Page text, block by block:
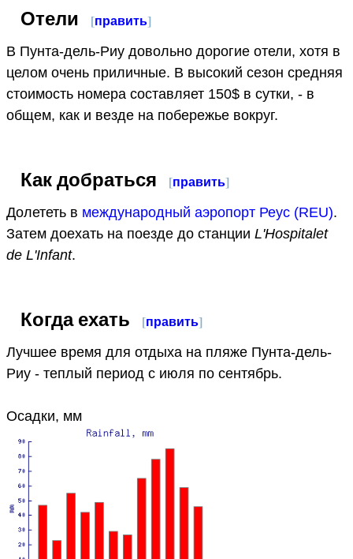
Отели [править]
В Пунта-дель-Риу довольно дорогие отели, хотя в
целом очень приличные. В высокий сезон средняя
стоимость номера составляет 150$ в сутки, - в
общем, как и везде на побережье вокруг.
Как добраться [править]
Долететь в международный аэропорт Реус (REU).
Затем доехать на поезде до станции L'Hospitalet
de L'Infant.
Когда ехать [править]
Лучшее время для отдыха на пляже Пунта-дель-
Риу - теплый период с июля по сентябрь.
Осадки, мм